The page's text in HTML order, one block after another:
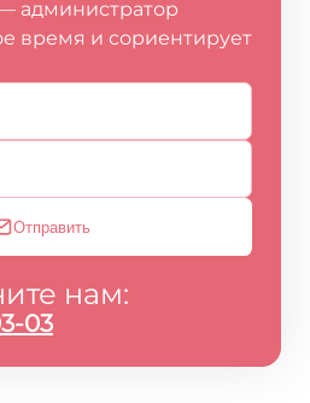
администратор
время и сориентирует
Отправить
нам:
03